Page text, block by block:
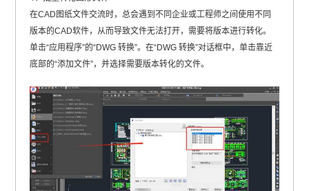
在CAD图纸文件交流时，总会遇到不同企业或工程师之间使用不同
版本的CAD软件，从而导致文件无法打开，需要将版本进行转化。
单击“应用程序”的“DWG 转换”。在“DWG 转换”对话框中，单击靠近
底部的“添加文件”，并选择需要版本转化的文件。